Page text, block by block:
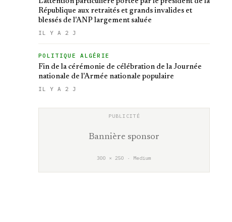
République aux retraités et grands invalides et
blessés de l'ANP largement saluée
IL Y A 2 J
POLITIQUE ALGÉRIE
Fin de la cérémonie de célébration de la Journée
nationale de l'Armée nationale populaire
IL Y A 2 J
Bannière sponsor
300 × 250 · Medium